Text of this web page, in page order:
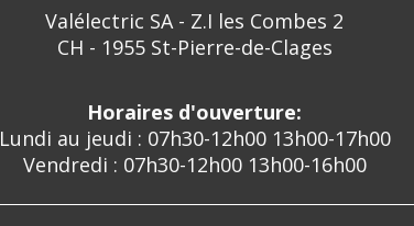
Valélectric SA - Z.I les Combes 2
CH - 1955 St-Pierre-de-Clages
Horaires d'ouverture:
Lundi au jeudi : 07h30-12h00 13h00-17h00
Vendredi : 07h30-12h00 13h00-16h00